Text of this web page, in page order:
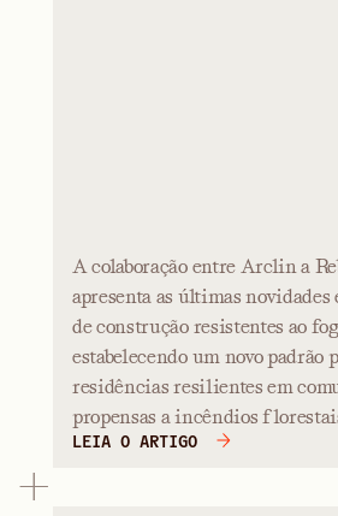
A colaboração entre Arclin a
apresenta as últimas
de construção resistentes ao
estabelecendo um novo padrão
residências resilientes em
propensas a incêndios
LEIA O ARTIGO